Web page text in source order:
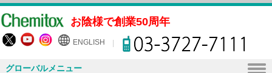
お陰様で創業50周年
ENGLISH
グローバルメニュー